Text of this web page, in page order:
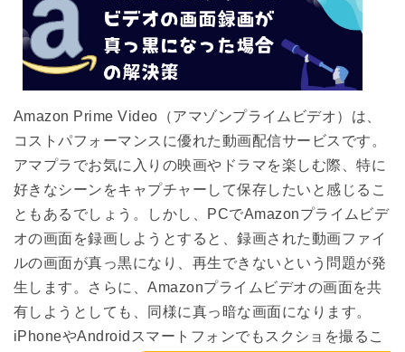
Amazon Prime Video（アマゾンプライムビデオ）は、
コストパフォーマンスに優れた動画配信サービスです。
アマプラでお気に入りの映画やドラマを楽しむ際、特に
好きなシーンをキャプチャーして保存したいと感じるこ
ともあるでしょう。しかし、PCでAmazonプライムビデ
オの画面を録画しようとすると、録画された動画ファイ
ルの画面が真っ黒になり、再生できないという問題が発
生します。さらに、Amazonプライムビデオの画面を共
有しようとしても、同様に真っ暗な画面になります。
iPhoneやAndroidスマートフォンでもスクショを撮るこ